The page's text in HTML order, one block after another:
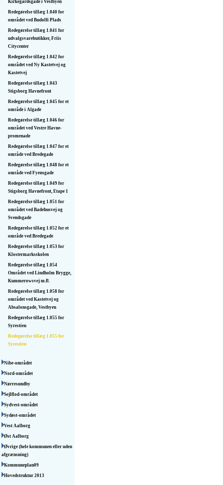
Kirkegårdsgade i Vestbyen
Redegørelse tillæg 1.040 for
området ved Budolfi Plads
Redegørelse tillæg 1.041 for
udvalgsvarebutikker, Friis
Citycenter
Redegørelse tillæg 1.042 for
området ved Ny Kastetvej og
Kastetvej
Redegørelse tillæg 1.043
Stigsborg Havnefront
Redegørelse tillæg 1.045 for et
område i Algade
Redegørelse tillæg 1.046 for
området ved Vestre Havne­
promenade
Redegørelse tillæg 1.047 for et
område ved Bredegade
Redegørelse tillæg 1.048 for et
område ved Fyensgade
Redegørelse tillæg 1.049 for
Stigsborg Havnefront, Etape 1
Redegørelse tillæg 1.051 for
området ved Badehusvej og
Svendsgade
Redegørelse tillæg 1.052 for et
område ved Bredegade
Redegørelse tillæg 1.053 for
Klostermarksskolen
Redegørelse tillæg 1.054
Området ved Lindholm Brygge,
Kummerowsvej m.fl.
Redegørelse tillæg 1.058 for
området ved Kastetvej og
Absalonsgade, Vestbyen
Redegørelse tillæg 1.055 for
Syrestien
Redegørelse tillæg 1.055 for
Syrestien
Nibe-området
Nord-området
Nørresundby
Sejlflod-området
Sydvest-området
Sydøst-området
Vest Aalborg
Øst Aalborg
Øvrige (hele kommunen eller uden
afgrænsning)
Kommuneplan09
Hovedstruktur 2013